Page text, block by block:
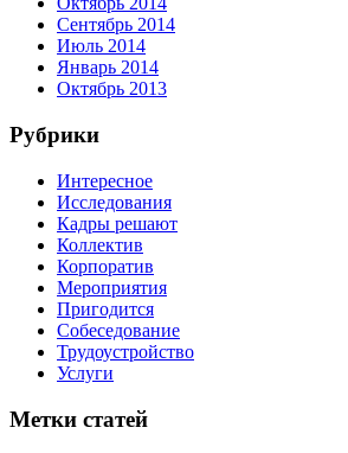
Сентябрь 2014
Июль 2014
Январь 2014
Октябрь 2013
Рубрики
Интересное
Исследования
Кадры решают
Коллектив
Корпоратив
Мероприятия
Пригодится
Собеседование
Трудоустройство
Услуги
Метки статей